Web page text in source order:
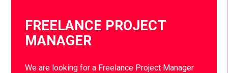
FREELANCE PROJECT
MANAGER
We are looking for a Freelance Project Manager